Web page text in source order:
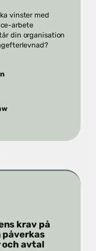
vinster med
arbete
din organisation
krav på
påverkas
avtal